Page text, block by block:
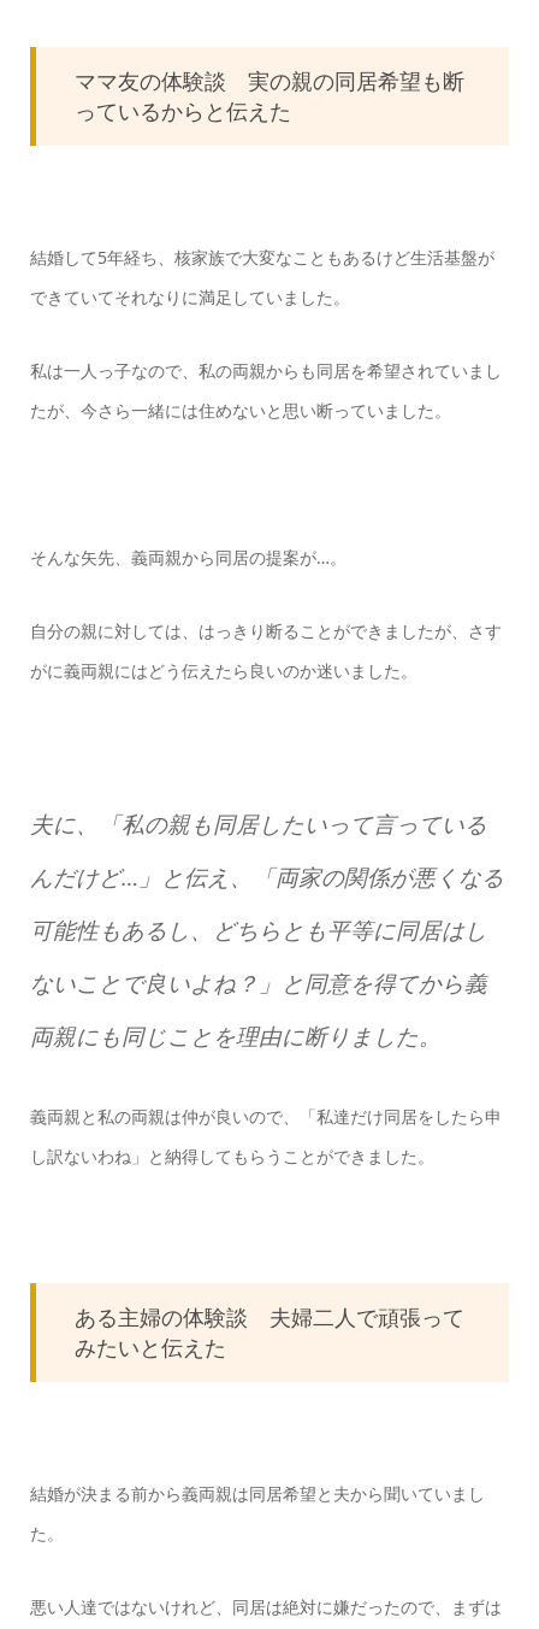
ママ友の体験談 実の親の同居希望も断
っているからと伝えた
結婚して5年経ち、核家族で大変なこともあるけど生活基盤が
できていてそれなりに満足していました。
私は一人っ子なので、私の両親からも同居を希望されていまし
たが、今さら一緒には住めないと思い断っていました。
そんな矢先、義両親から同居の提案が…。
自分の親に対しては、はっきり断ることができましたが、さす
がに義両親にはどう伝えたら良いのか迷いました。
夫に、「私の親も同居したいって言っている
んだけど…」と伝え、「両家の関係が悪くなる
可能性もあるし、どちらとも平等に同居はし
ないことで良いよね？」と同意を得てから義
両親にも同じことを理由に断りました。
義両親と私の両親は仲が良いので、「私達だけ同居をしたら申
し訳ないわね」と納得してもらうことができました。
ある主婦の体験談 夫婦二人で頑張って
みたいと伝えた
結婚が決まる前から義両親は同居希望と夫から聞いていまし
た。
悪い人達ではないけれど、同居は絶対に嫌だったので、まずは